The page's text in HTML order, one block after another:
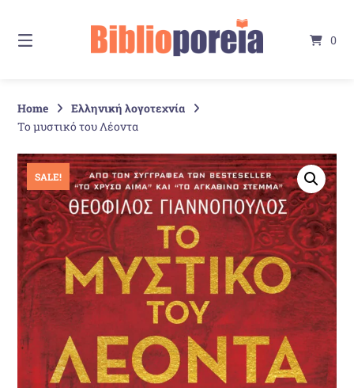
Inhalt
0
Home
Ελληνική λογοτεχνία
Το μυστικό του Λέοντα
SALE!